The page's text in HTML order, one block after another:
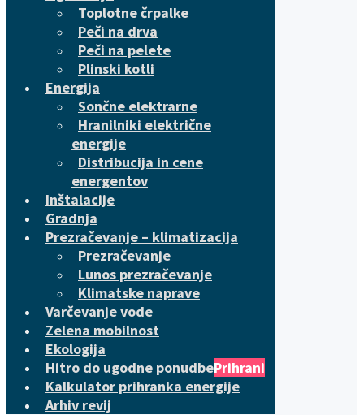
Toplotne črpalke
Peči na drva
Peči na pelete
Plinski kotli
Energija
Sončne elektrarne
Hranilniki električne
energije
Distribucija in cene
energentov
Inštalacije
Gradnja
Prezračevanje – klimatizacija
Prezračevanje
Lunos prezračevanje
Klimatske naprave
Varčevanje vode
Zelena mobilnost
Ekologija
Hitro do ugodne ponudbePrihrani
Kalkulator prihranka energije
Arhiv revij